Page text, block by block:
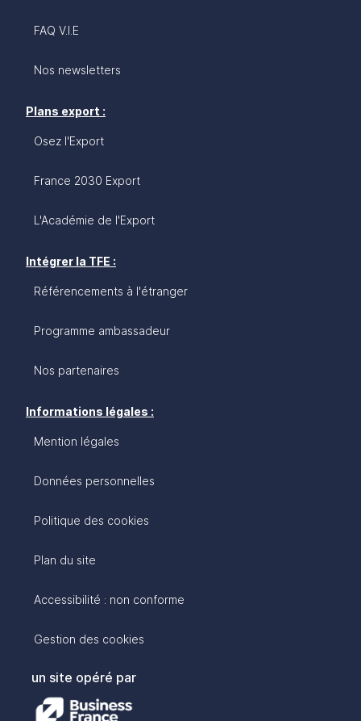
FAQ V.I.E
Nos newsletters
Plans export :
Osez l'Export
France 2030 Export
L'Académie de l'Export
Intégrer la TFE :
Référencements à l'étranger
Programme ambassadeur
Nos partenaires
Informations légales :
Mention légales
Données personnelles
Politique des cookies
Plan du site
Accessibilité : non conforme
Gestion des cookies
un site opéré par